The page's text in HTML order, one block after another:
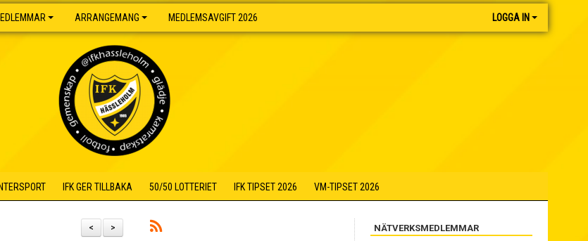
ARRANGEMANG MEDLEMSAVGIFT 2026 LOGGA IN
IFK GER TILLBAKA 50/50 LOTTERIET IFK TIPSET 2026 VM-TIPSET 2026
>
< NÄTVERKSMEDLEMMAR